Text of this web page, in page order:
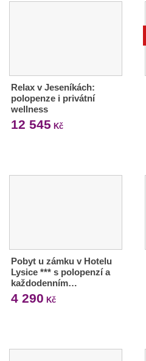
Relax v Jeseníkách:
polopenze i privátní
wellness
12 545 Kč
Pobyt u zámku v Hotelu
Lysice *** s polopenzí a
každodenním…
4 290 Kč